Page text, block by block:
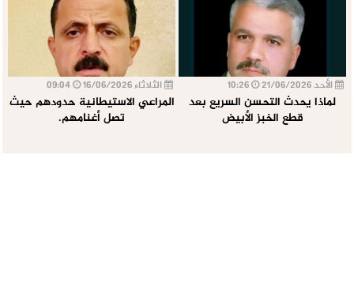
الأحد 21/06/2026
لماذا يحدث التحسن السريع بعد
قطع الخبز الأبيض
الثلاثاء 16/06/2026
المراعي الاستيطانية حدودهم حيث
تصل أغنامهم.